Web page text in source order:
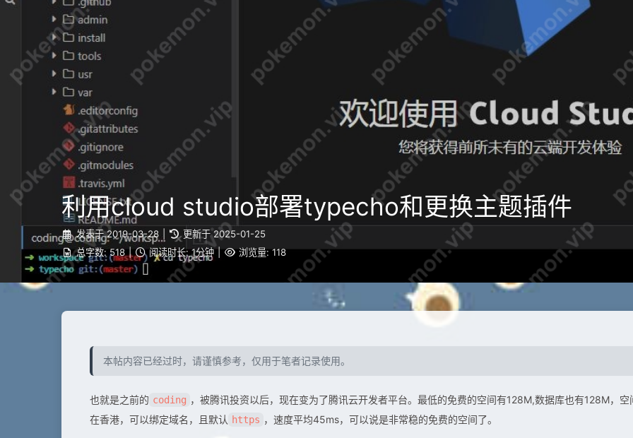
利用cloud studio部署typecho和更换主题插件
发表于 2019-03-28 更新于 2025-01-25
总字数: 518 | 阅读时长: 1分钟 | 浏览量: 118
本帖内容已经过时，请谨慎参考，仅用于笔者记录使用。
也就是之前的 coding ，被腾讯投资以后，现在变为了腾讯云开发者平台。最低的免费的空间有128M,数据库也有128M，空
在香港，可以绑定域名，且默认 https ，速度平均45ms，可以说是非常稳的免费的空间了。